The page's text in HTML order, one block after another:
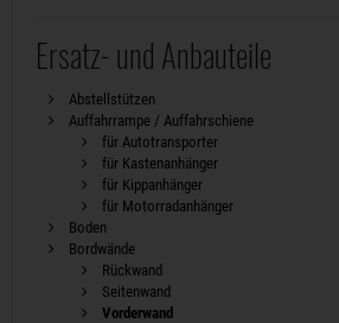
Ersatz- und Anbauteile
Abstellstützen
Auffahrrampe / Auffahrschiene
für Autotransporter
für Kastenanhänger
für Kippanhänger
für Motorradanhänger
Boden
Bordwände
Rückwand
Seitenwand
Vorderwand